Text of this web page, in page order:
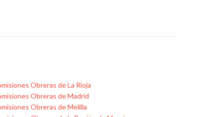
Obreras de La Rioja
Obreras de Madrid
Obreras de Melilla